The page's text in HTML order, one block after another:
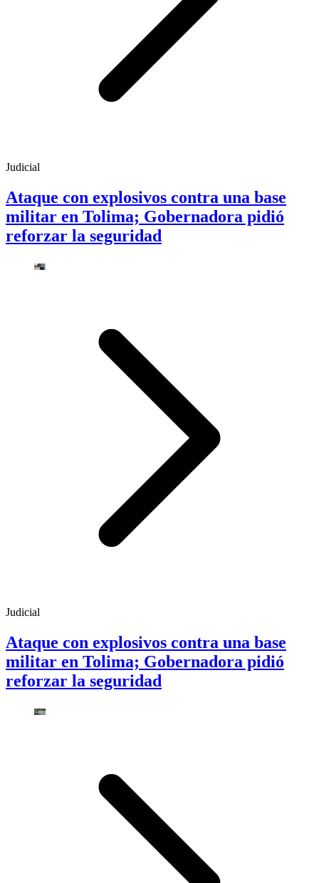
Judicial
Ataque con explosivos contra una base
militar en Tolima; Gobernadora pidió
reforzar la seguridad
Judicial
Ataque con explosivos contra una base
militar en Tolima; Gobernadora pidió
reforzar la seguridad